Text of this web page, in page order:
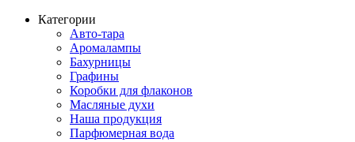
Категории
Авто-тара
Аромалампы
Бахурницы
Графины
Коробки для флаконов
Масляные духи
Наша продукция
Парфюмерная вода